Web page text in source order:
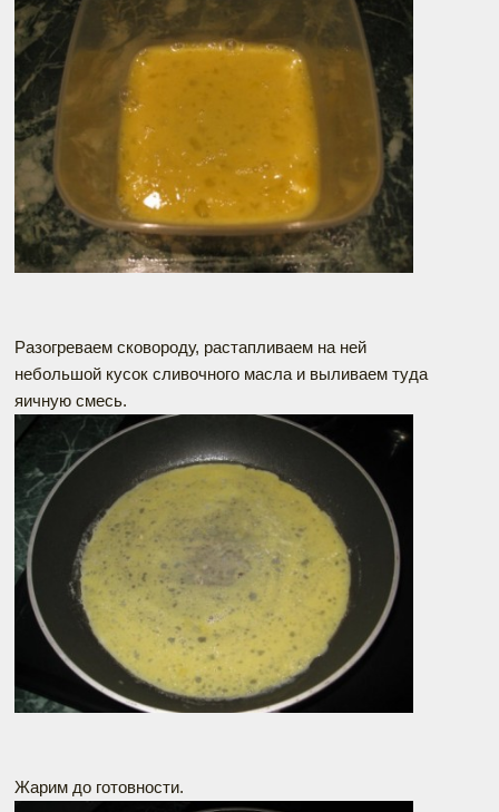
Разогреваем сковороду, растапливаем на ней
небольшой кусок сливочного масла и выливаем туда
яичную смесь.
Жарим до готовности.